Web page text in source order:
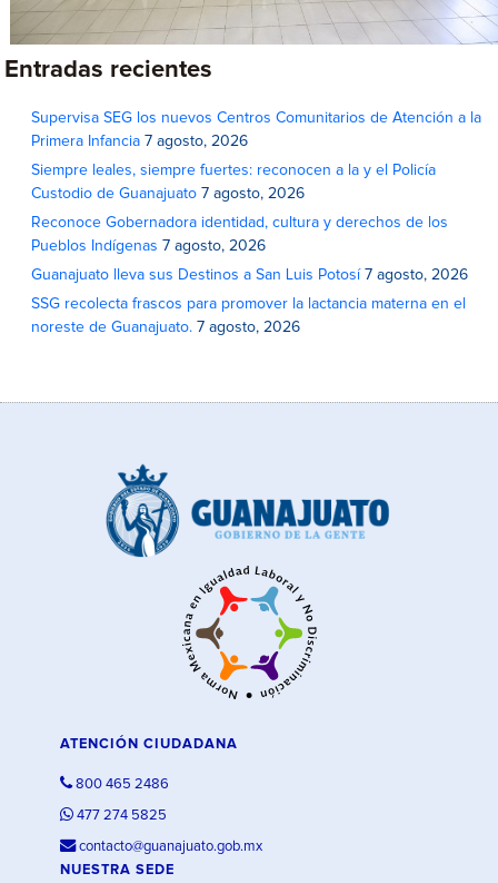
Entradas recientes
Supervisa SEG los nuevos Centros Comunitarios de Atención a la
Primera Infancia 7 agosto, 2026
Siempre leales, siempre fuertes: reconocen a la y el Policía
Custodio de Guanajuato 7 agosto, 2026
Reconoce Gobernadora identidad, cultura y derechos de los
Pueblos Indígenas 7 agosto, 2026
Guanajuato lleva sus Destinos a San Luis Potosí 7 agosto, 2026
SSG recolecta frascos para promover la lactancia materna en el
noreste de Guanajuato. 7 agosto, 2026
ATENCIÓN CIUDADANA
800 465 2486
477 274 5825
contacto@guanajuato.gob.mx
NUESTRA SEDE